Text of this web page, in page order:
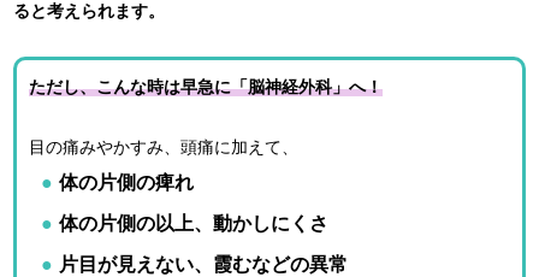
ると考えられます。
ただし、こんな時は早急に「脳神経外科」へ！
目の痛みやかすみ、頭痛に加えて、
体の片側の痺れ
体の片側の以上、動かしにくさ
片目が見えない、霞むなどの異常